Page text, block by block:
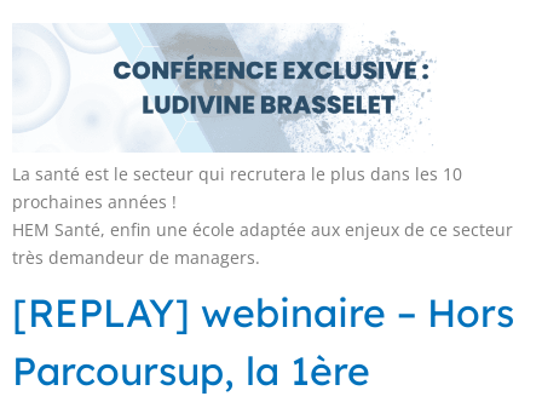
La santé est le secteur qui recrutera le plus dans les 10
prochaines années !
HEM Santé, enfin une école adaptée aux enjeux de ce secteur
très demandeur de managers.
[REPLAY] webinaire – Hors
Parcoursup, la 1ère